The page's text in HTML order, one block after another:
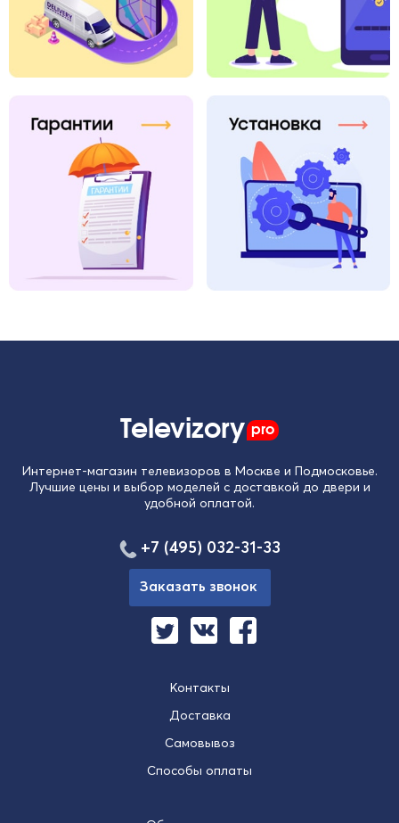
Televizory pro
Интернет-магазин телевизоров в Москве и Подмосковье.
Лучшие цены и выбор моделей с доставкой до двери и
удобной оплатой.
Контакты
Доставка
Самовывоз
Способы оплаты
+7 (495) 032-31-33
Заказать звонок